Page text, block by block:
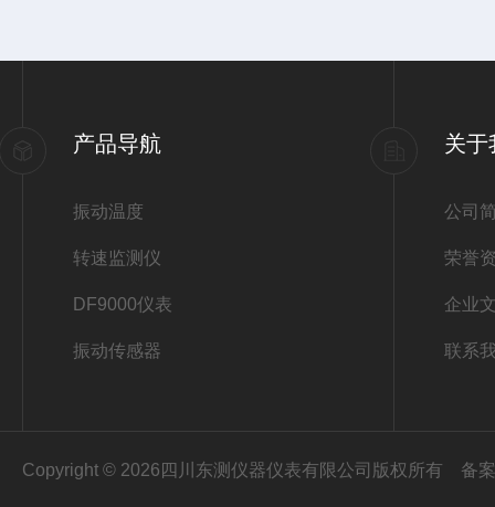
产品导航
振动温度
转速监测仪
DF9000仪表
振动传感器
关于
公司
荣誉
企业
联系
Copyright © 2026四川东测仪器仪表有限公司版权所有 备